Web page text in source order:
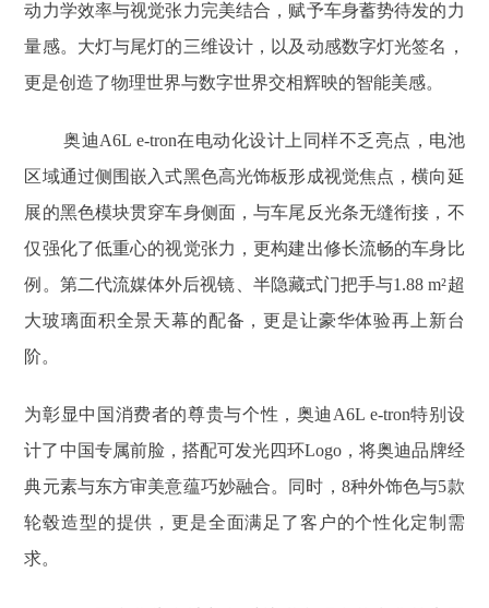
动力学效率与视觉张力完美结合，赋予车身蓄势待发的力
量感。大灯与尾灯的三维设计，以及动感数字灯光签名，
更是创造了物理世界与数字世界交相辉映的智能美感。
奥迪A6L e-tron在电动化设计上同样不乏亮点，电池
区域通过侧围嵌入式黑色高光饰板形成视觉焦点，横向延
展的黑色模块贯穿车身侧面，与车尾反光条无缝衔接，不
仅强化了低重心的视觉张力，更构建出修长流畅的车身比
例。第二代流媒体外后视镜、半隐藏式门把手与1.88 m²超
大玻璃面积全景天幕的配备，更是让豪华体验再上新台
阶。
为彰显中国消费者的尊贵与个性，奥迪A6L e-tron特别设
计了中国专属前脸，搭配可发光四环Logo，将奥迪品牌经
典元素与东方审美意蕴巧妙融合。同时，8种外饰色与5款
轮毂造型的提供，更是全面满足了客户的个性化定制需
求。